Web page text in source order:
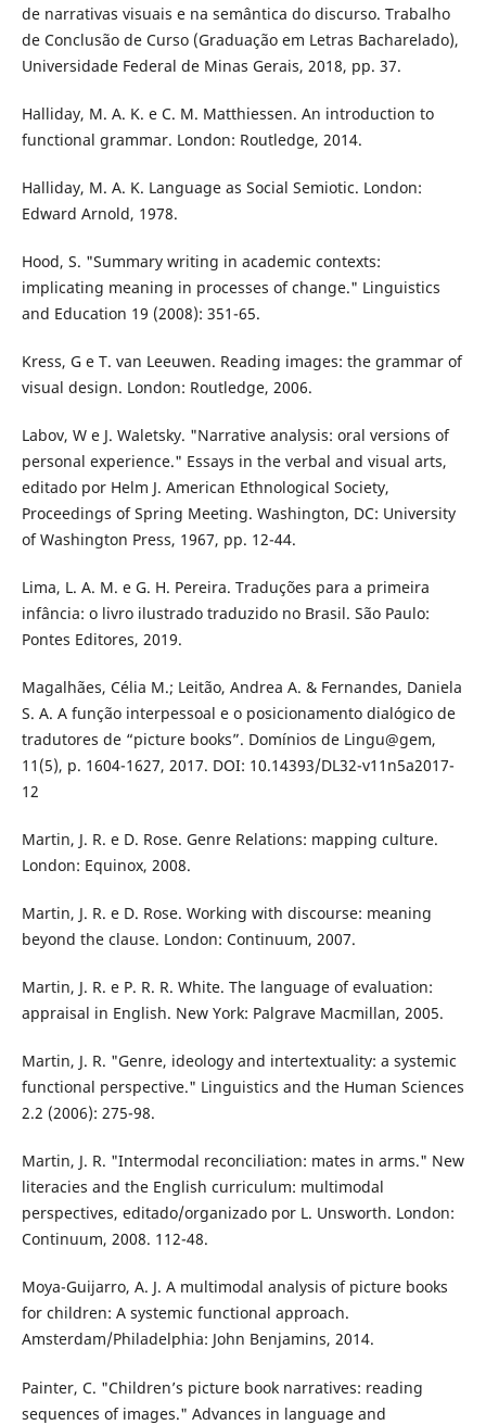
de narrativas visuais e na semântica do discurso. Trabalho
de Conclusão de Curso (Graduação em Letras Bacharelado),
Universidade Federal de Minas Gerais, 2018, pp. 37.
Halliday, M. A. K. e C. M. Matthiessen. An introduction to
functional grammar. London: Routledge, 2014.
Halliday, M. A. K. Language as Social Semiotic. London:
Edward Arnold, 1978.
Hood, S. "Summary writing in academic contexts:
implicating meaning in processes of change." Linguistics
and Education 19 (2008): 351-65.
Kress, G e T. van Leeuwen. Reading images: the grammar of
visual design. London: Routledge, 2006.
Labov, W e J. Waletsky. "Narrative analysis: oral versions of
personal experience." Essays in the verbal and visual arts,
editado por Helm J. American Ethnological Society,
Proceedings of Spring Meeting. Washington, DC: University
of Washington Press, 1967, pp. 12-44.
Lima, L. A. M. e G. H. Pereira. Traduções para a primeira
infância: o livro ilustrado traduzido no Brasil. São Paulo:
Pontes Editores, 2019.
Magalhães, Célia M.; Leitão, Andrea A. & Fernandes, Daniela
S. A. A função interpessoal e o posicionamento dialógico de
tradutores de “picture books”. Domínios de Lingu@gem,
11(5), p. 1604-1627, 2017. DOI: 10.14393/DL32-v11n5a2017-
12
Martin, J. R. e D. Rose. Genre Relations: mapping culture.
London: Equinox, 2008.
Martin, J. R. e D. Rose. Working with discourse: meaning
beyond the clause. London: Continuum, 2007.
Martin, J. R. e P. R. R. White. The language of evaluation:
appraisal in English. New York: Palgrave Macmillan, 2005.
Martin, J. R. "Genre, ideology and intertextuality: a systemic
functional perspective." Linguistics and the Human Sciences
2.2 (2006): 275-98.
Martin, J. R. "Intermodal reconciliation: mates in arms." New
literacies and the English curriculum: multimodal
perspectives, editado/organizado por L. Unsworth. London:
Continuum, 2008. 112-48.
Moya-Guijarro, A. J. A multimodal analysis of picture books
for children: A systemic functional approach.
Amsterdam/Philadelphia: John Benjamins, 2014.
Painter, C. "Children’s picture book narratives: reading
sequences of images." Advances in language and